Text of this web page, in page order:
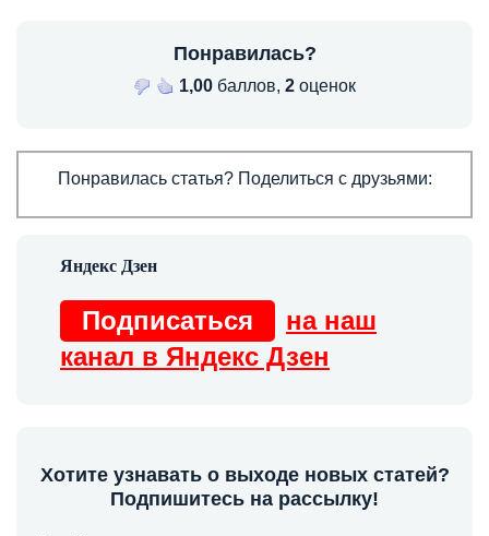
Понравилась?
1,00 баллов, 2 оценок
Понравилась статья? Поделиться с друзьями:
Подписаться
на наш
канал в Яндекс Дзен
Хотите узнавать о выходе новых статей?
Подпишитесь на рассылку!